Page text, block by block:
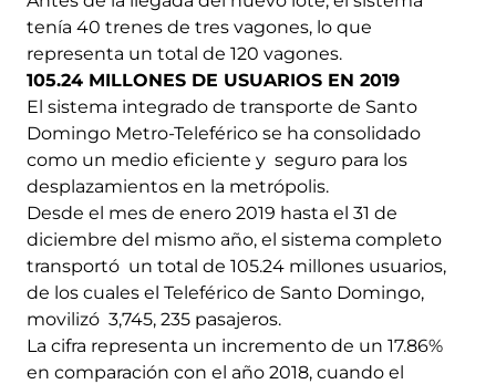
tenía 40 trenes de tres vagones, lo que
representa un total de 120 vagones.
105.24 MILLONES DE USUARIOS EN 2019
El sistema integrado de transporte de Santo
Domingo Metro-Teleférico se ha consolidado
como un medio eficiente y seguro para los
desplazamientos en la metrópolis.
Desde el mes de enero 2019 hasta el 31 de
diciembre del mismo año, el sistema completo
transportó un total de 105.24 millones usuarios,
de los cuales el Teleférico de Santo Domingo,
movilizó 3,745, 235 pasajeros.
La cifra representa un incremento de un 17.86%
en comparación con el año 2018, cuando el